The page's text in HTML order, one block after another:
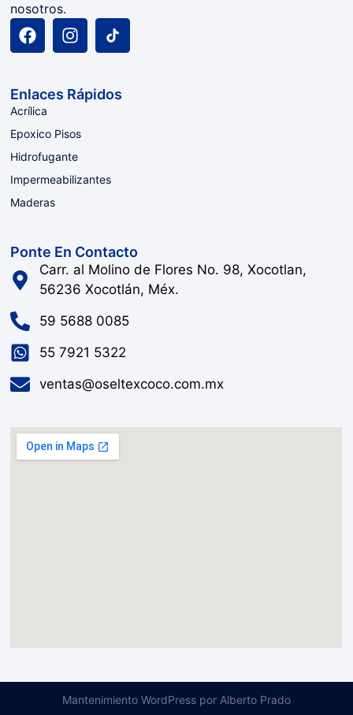
nosotros.
Enlaces Rápidos
Acrílica
Epoxico Pisos
Hidrofugante
Impermeabilizantes
Maderas
Ponte En Contacto
Carr. al Molino de Flores No. 98, Xocotlan,
56236 Xocotlán, Méx.
59 5688 0085
55 7921 5322
ventas@oseltexcoco.com.mx
Mantenimiento WordPress por Alberto Prado